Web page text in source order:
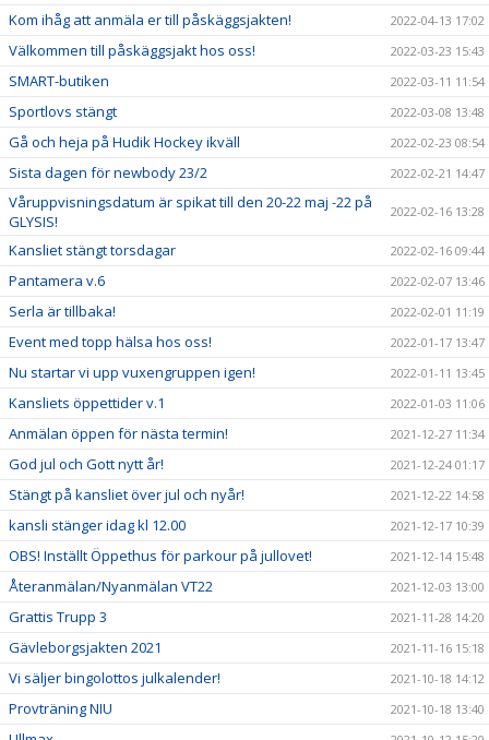
Kom ihåg att anmäla er till påskäggsjakten! 2022-04-13 17:02
Välkommen till påskäggsjakt hos oss! 2022-03-23 15:43
SMART-butiken 2022-03-11 11:54
Sportlovs stängt 2022-03-08 13:48
Gå och heja på Hudik Hockey ikväll 2022-02-23 08:54
Sista dagen för newbody 23/2 2022-02-21 14:47
Våruppvisningsdatum är spikat till den 20-22 maj -22 på
GLYSIS!
2022-02-16 13:28
Kansliet stängt torsdagar 2022-02-16 09:44
Pantamera v.6 2022-02-07 13:46
Serla är tillbaka! 2022-02-01 11:19
Event med topp hälsa hos oss! 2022-01-17 13:47
Nu startar vi upp vuxengruppen igen! 2022-01-11 13:45
Kansliets öppettider v.1 2022-01-03 11:06
Anmälan öppen för nästa termin! 2021-12-27 11:34
God jul och Gott nytt år! 2021-12-24 01:17
Stängt på kansliet över jul och nyår! 2021-12-22 14:58
kansli stänger idag kl 12.00 2021-12-17 10:39
OBS! Inställt Öppethus för parkour på jullovet! 2021-12-14 15:48
Återanmälan/Nyanmälan VT22 2021-12-03 13:00
Grattis Trupp 3 2021-11-28 14:20
Gävleborgsjakten 2021 2021-11-16 15:18
Vi säljer bingolottos julkalender! 2021-10-18 14:12
Provträning NIU 2021-10-18 13:40